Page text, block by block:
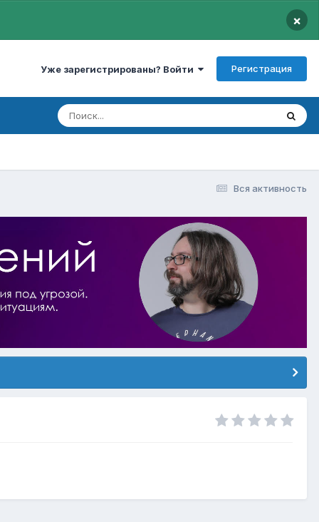
×
Уже зарегистрированы? Войти Регистрация
Вся активность